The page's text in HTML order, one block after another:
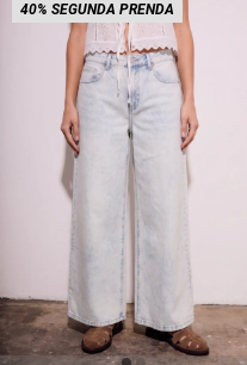
40% SEGUNDA PRENDA
Talle